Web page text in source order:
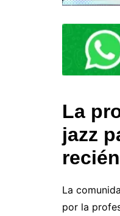
La
jazz
La
por la